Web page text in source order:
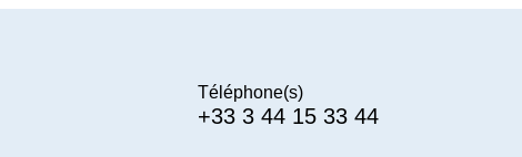
Téléphone(s)
+33 3 44 15 33 44